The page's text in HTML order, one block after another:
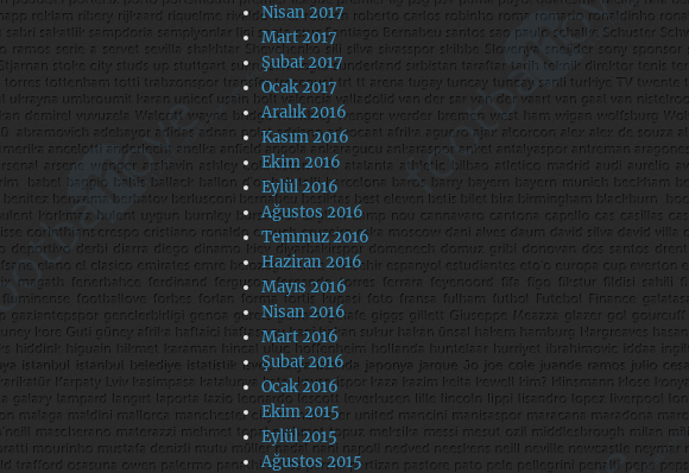
Nisan 2017
Mart 2017
Şubat 2017
Ocak 2017
Aralık 2016
Kasım 2016
Ekim 2016
Eylül 2016
Ağustos 2016
Temmuz 2016
Haziran 2016
Mayıs 2016
Nisan 2016
Mart 2016
Şubat 2016
Ocak 2016
Ekim 2015
Eylül 2015
Ağustos 2015